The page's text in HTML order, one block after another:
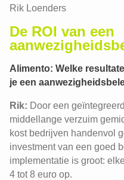
Rik Loenders
De ROI van een
Alimento: Welke
je een
Rik: Door een
middellange verzuim
kost bedrijven handenvol
investment van een goed
implementatie is groot:
4 tot 8 euro op.